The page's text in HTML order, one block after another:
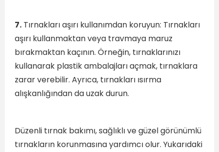
7. Tırnakları aşırı kullanımdan koruyun: Tırnakları
aşırı kullanmaktan veya travmaya maruz
bırakmaktan kaçının. Örneğin, tırnaklarınızı
kullanarak plastik ambalajları açmak, tırnaklara
zarar verebilir. Ayrıca, tırnakları ısırma
alışkanlığından da uzak durun.
Düzenli tırnak bakımı, sağlıklı ve güzel görünümlü
tırnakların korunmasına yardımcı olur. Yukarıdaki